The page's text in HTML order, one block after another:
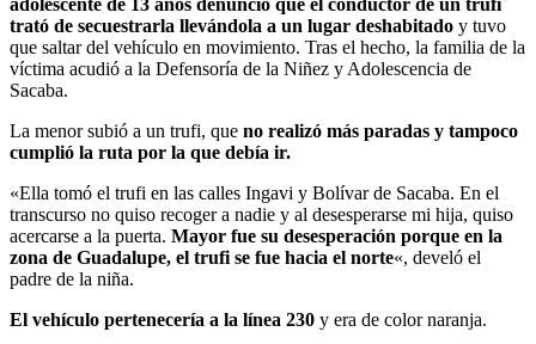
adolescente de 13 años denunció que el conductor de un trufi
trató de secuestrarla llevándola a un lugar deshabitado y tuvo
que saltar del vehículo en movimiento. Tras el hecho, la familia de la
víctima acudió a la Defensoría de la Niñez y Adolescencia de
Sacaba.
La menor subió a un trufi, que no realizó más paradas y tampoco
cumplió la ruta por la que debía ir.
«Ella tomó el trufi en las calles Ingavi y Bolívar de Sacaba. En el
transcurso no quiso recoger a nadie y al desesperarse mi hija, quiso
acercarse a la puerta. Mayor fue su desesperación porque en la
zona de Guadalupe, el trufi se fue hacia el norte«, develó el
padre de la niña.
El vehículo pertenecería a la línea 230 y era de color naranja.